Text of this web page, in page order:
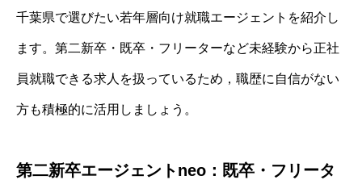
千葉県で選びたい若年層向け就職エージェントを紹介し
ます。第二新卒・既卒・フリーターなど未経験から正社
員就職できる求人を扱っているため，職歴に自信がない
方も積極的に活用しましょう。
第二新卒エージェントneo：既卒・フリータ